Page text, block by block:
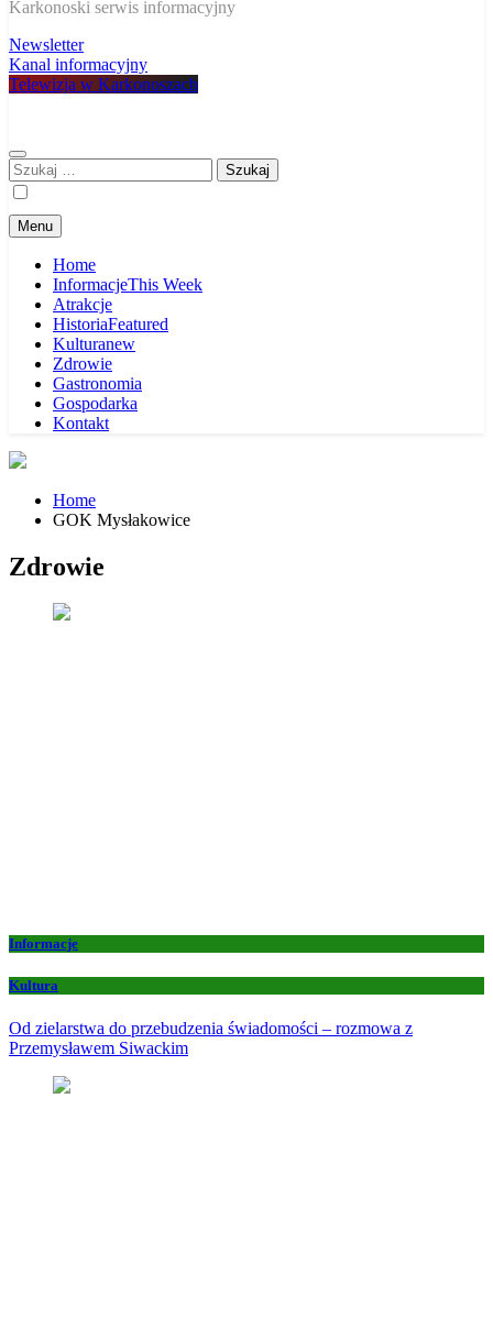
W Karkonoszach
Karkonoski serwis informacyjny
Newsletter
Kanal informacyjny
Telewizja w Karkonoszach
Szukaj:
Menu
Home
InformacjeThis Week
Atrakcje
HistoriaFeatured
Kulturanew
Zdrowie
Gastronomia
Gospodarka
Kontakt
Home
GOK Mysłakowice
Zdrowie
Informacje
Kultura
Od zielarstwa do przebudzenia świadomości – rozmowa z
Przemysławem Siwackim